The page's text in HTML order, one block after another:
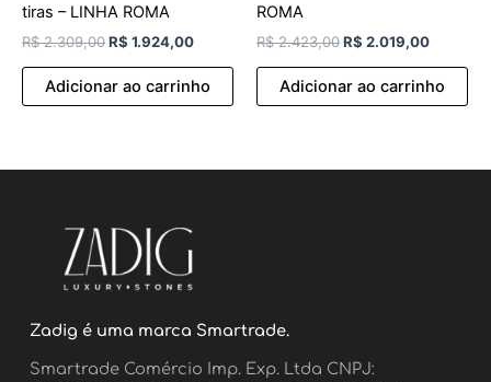
tiras – LINHA ROMA
R$2.309,00R$ 1.924,00
Adicionar ao carrinho
ROMA
R$2.423,00R$ 2.019,00
Adicionar ao carrinho
Zadig é uma marca Smartrade.
Smartrade Comércio Imp. Exp. Ltda CNPJ: